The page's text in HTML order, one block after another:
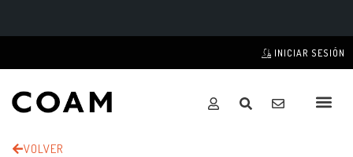
INICIAR SESIÓN
VOLVER